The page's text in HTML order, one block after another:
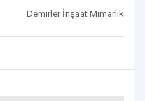
Demirler İnşaat Mimarlık